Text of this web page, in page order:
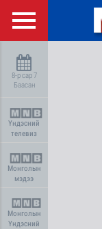
8-р сар 7
Баасан
Үндэсний
телевиз
Монголын
мэдээ
Монголын
Үндэсний